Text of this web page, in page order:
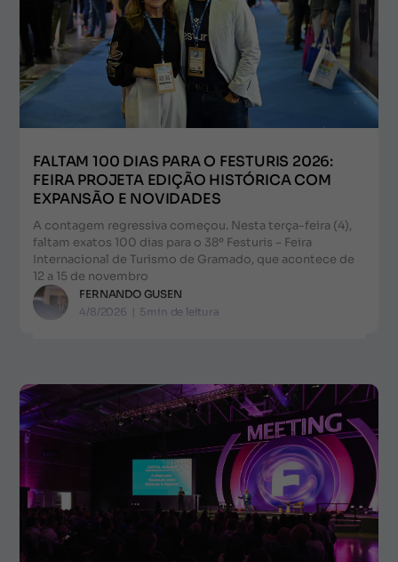
FALTAM 100 DIAS PARA O FESTURIS 2026:
FEIRA PROJETA EDIÇÃO HISTÓRICA COM
EXPANSÃO E NOVIDADES
A contagem regressiva começou. Nesta terça-feira (4),
faltam exatos 100 dias para o 38º Festuris – Feira
Internacional de Turismo de Gramado, que acontece de
12 a 15 de novembro
FERNANDO GUSEN
4/8/2026 | 5min de leitura